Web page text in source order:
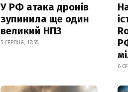
У РФ атака дронів
зупинила ще один
великий НПЗ
5 СЕРПНЯ, 17:55
6